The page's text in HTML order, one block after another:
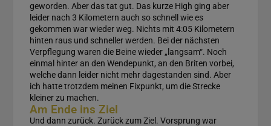
geworden. Aber das tat gut. Das kurze High ging aber
leider nach 3 Kilometern auch so schnell wie es
gekommen war wieder weg. Nichts mit 4:05 Kilometern
hinten raus und schneller werden. Bei der nächsten
Verpflegung waren die Beine wieder „langsam“. Noch
einmal hinter an den Wendepunkt, an den Briten vorbei,
welche dann leider nicht mehr dagestanden sind. Aber
ich hatte trotzdem meinen Fixpunkt, um die Strecke
kleiner zu machen.
Am Ende ins Ziel
Und dann zurück. Zurück zum Ziel. Vorsprung war